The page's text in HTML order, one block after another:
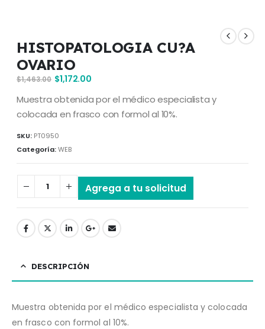
HISTOPATOLOGIA CU?A
OVARIO
$1,463.00 $1,172.00
Muestra obtenida por el médico especialista y
colocada en frasco con formol al 10%.
SKU: PT0950
Categoría:WEB
Agrega a tu solicitud
DESCRIPCIÓN
Muestra obtenida por el médico especialista y colocada
en frasco con formol al 10%.